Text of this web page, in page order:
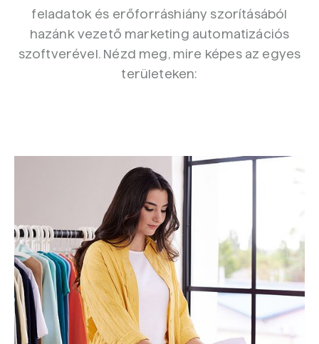
feladatok és erőforráshiány szorításából
hazánk vezető marketing automatizációs
szoftverével. Nézd meg, mire képes az egyes
területeken: